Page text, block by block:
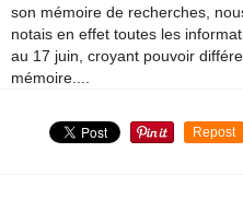
son mémoire de recherches,
notais en effet toutes les
au 17 juin, croyant pouvoir
mémoire....
Repost